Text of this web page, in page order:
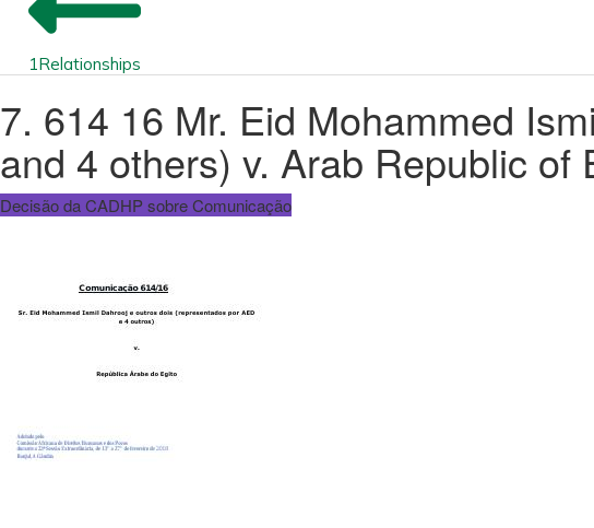
1Relationships
7. 614 16 Mr. Eid Mohammed
and 4 others) v. Arab Republic of
Decisão da CADHP sobre Comunicação